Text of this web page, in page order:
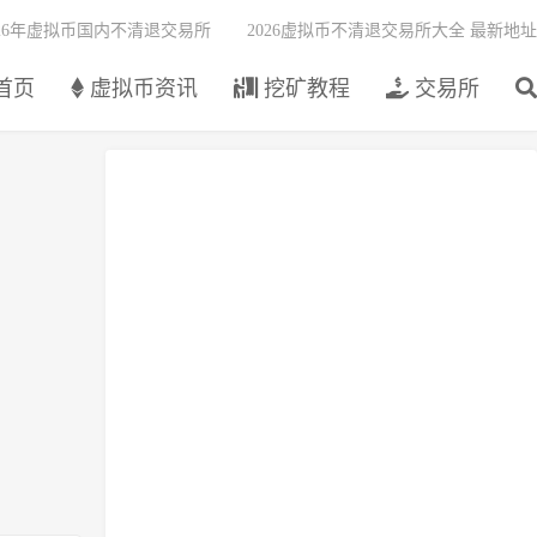
页 虚拟币资讯 挖矿教程 交易所
年虚拟币国内不清退交易所 2026虚拟币不清退交易所大全 最新地址